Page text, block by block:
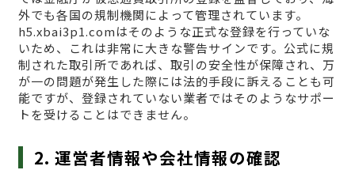
外でも各国の規制機関によって管理されています。
h5.xbai3p1.comはそのような正式な登録を行っていな
いため、これは非常に大きな警告サインです。公式に規
制された取引所であれば、取引の安全性が保障され、万
が一の問題が発生した際には法的手段に訴えることも可
能ですが、登録されていない業者ではそのようなサポー
トを受けることはできません。
2. 運営者情報や会社情報の確認